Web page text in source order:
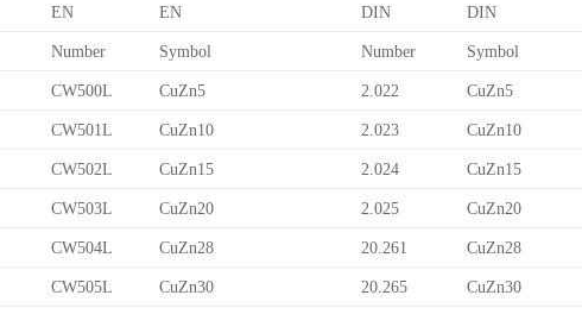
EN EN DIN DIN
Number Symbol Number Symbol
CW500L CuZn5 2.022 CuZn5
CW501L CuZn10 2.023 CuZn10
CW502L CuZn15 2.024 CuZn15
CW503L CuZn20 2.025 CuZn20
CW504L CuZn28 20.261 CuZn28
CW505L CuZn30 20.265 CuZn30